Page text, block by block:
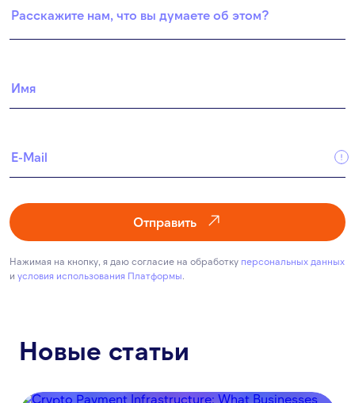
Отправить
Нажимая на кнопку, я даю согласие на обработку персональных данных
и условия использования Платформы.
Новые статьи